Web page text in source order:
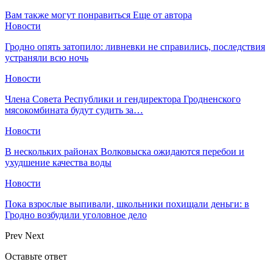
Вам также могут понравиться Еще от автора
Новости
Гродно опять затопило: ливневки не справились, последствия
устраняли всю ночь
Новости
Члена Совета Республики и гендиректора Гродненского
мясокомбината будут судить за…
Новости
В нескольких районах Волковыска ожидаются перебои и
ухудшение качества воды
Новости
Пока взрослые выпивали, школьники похищали деньги: в
Гродно возбудили уголовное дело
Prev Next
Оставьте ответ